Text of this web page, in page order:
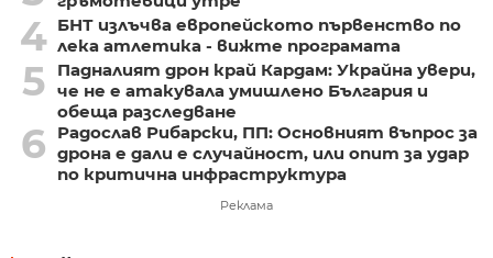
4 БНТ излъчва европейското първенство по
лека атлетика - вижте програмата
5
Падналият дрон край Кардам: Украйна увери,
че не е атакувала умишлено България и
обеща разследване
6
Радослав Рибарски, ПП: Основният въпрос за
дрона е дали е случайност, или опит за удар
по критична инфраструктура
Реклама